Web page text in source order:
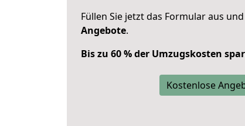
Füllen Sie jetzt das Formular aus und
Angebote.
Bis zu 60 % der Umzugskosten
Kostenlose